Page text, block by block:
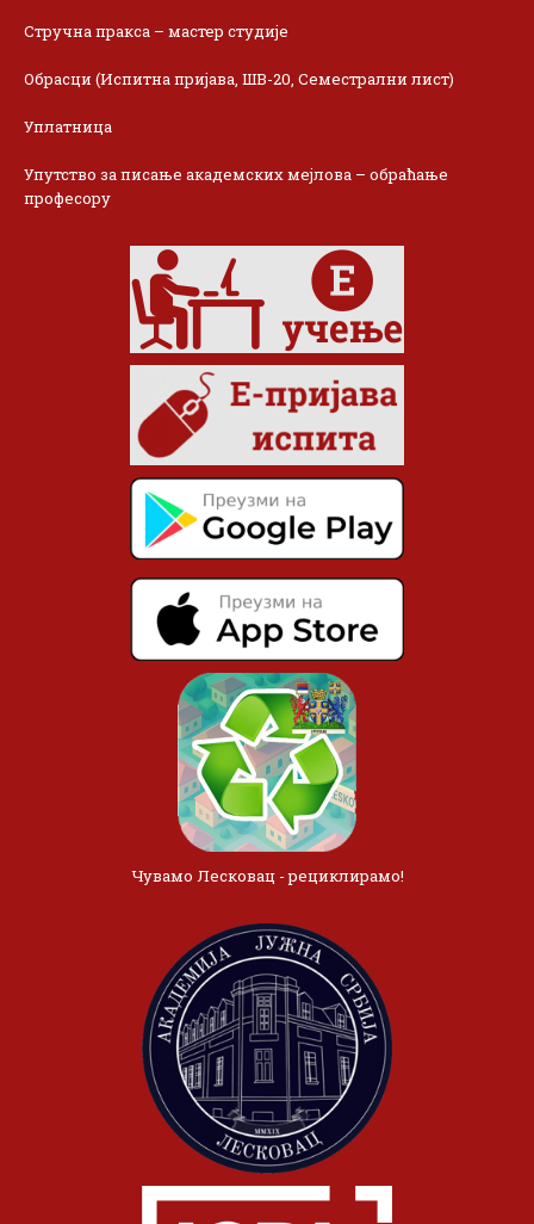
Стручна пракса – мастер студије
Обрасци (Испитна пријава, ШВ-20, Семестрални лист)
Уплатница
Упутство за писање академских мејлова – обраћање
професору
Чувамо Лесковац - рециклирамо!